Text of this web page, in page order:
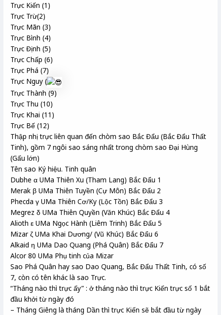
Trực Kiến (1)
Trực Trừ(2)
Trực Mãn (3)
Trực Bình (4)
Trực Định (5)
Trực Chấp (6)
Trực Phá (7)
Trực Nguy (
Trực Thành (9)
Trực Thu (10)
Trực Khai (11)
Trực Bế (12)
Thập nhị trực liên quan đến chòm sao Bắc Đẩu (Bắc Đẩu Thất
Tinh), gồm 7 ngôi sao sáng nhất trong chòm sao Đại Hùng
(Gấu lớn)
Tên sao Ký hiệu. Tinh quân
Dubhe α UMa Thiên Xu (Tham Lang) Bắc Đẩu 1
Merak β UMa Thiên Tuyền (Cự Môn) Bắc Đẩu 2
Phecda γ UMa Thiên Cơ/Ky (Lộc Tồn) Bắc Đẩu 3
Megrez δ UMa Thiên Quyền (Văn Khúc) Bắc Đẩu 4
Alioth ε UMa Ngọc Hành (Liêm Trinh) Bắc Đẩu 5
Mizar ζ UMa Khai Dương/ (Vũ Khúc) Bắc Đẩu 6
Alkaid η UMa Dao Quang (Phá Quân) Bắc Đẩu 7
Alcor 80 UMa Phụ tinh của Mizar
Sao Phá Quân hay sao Dao Quang, Bắc Đẩu Thất Tinh, có số
7, còn có tên khác là sao Trực.
“Tháng nào thì trực ấy” : ở tháng nào thì trực Kiến trực số 1 bắt
đầu khởi từ ngày đó
– Tháng Giêng là tháng Dần thì trực Kiến sẽ bắt đầu từ ngày